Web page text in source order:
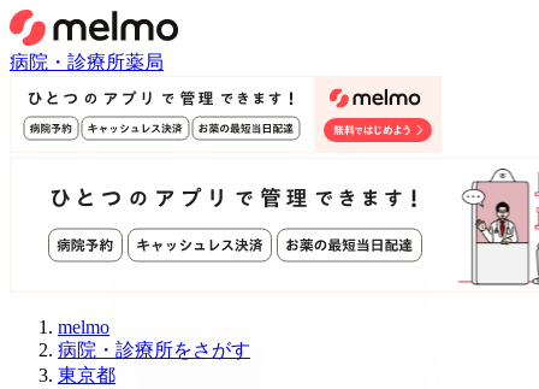
病院・診療所薬局
melmo
病院・診療所をさがす
東京都